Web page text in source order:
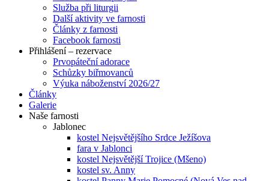
Služba při liturgii
Další aktivity ve farnosti
Články z farnosti
Facebook farnosti
Přihlášení – rezervace
Prvopáteční adorace
Schůzky biřmovanců
Výuka náboženství 2026/27
Články
Galerie
Naše farnosti
Jablonec
kostel Nejsvětějšího Srdce Ježíšova
fara v Jablonci
kostel Nejsvětější Trojice (Mšeno)
kostel sv. Anny